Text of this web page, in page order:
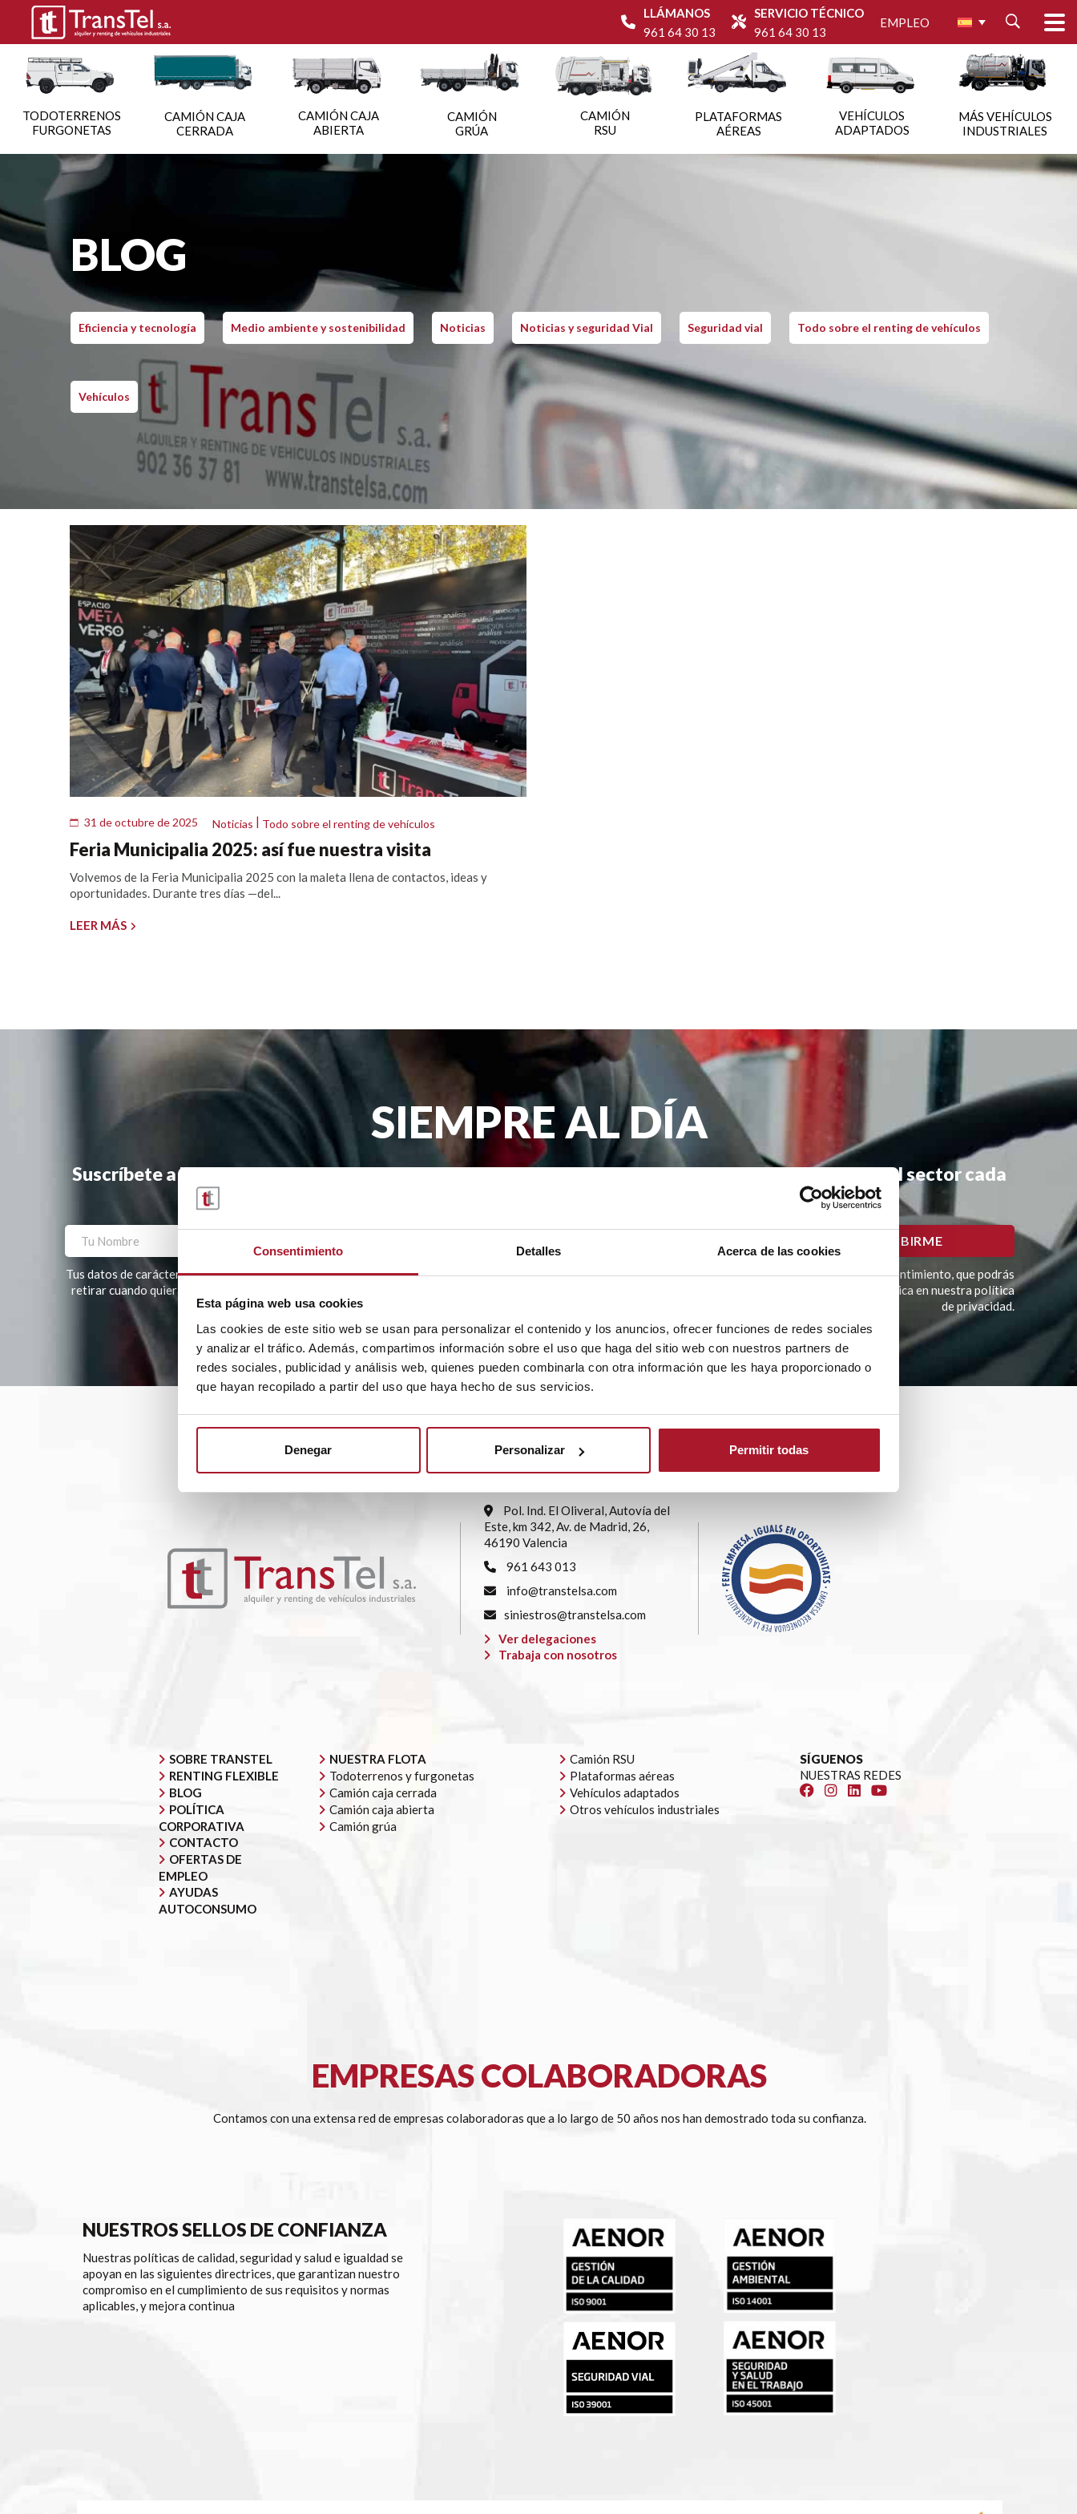
Consentimiento Detalles Acerca de las cookies
Esta página web usa cookies
Las cookies de este sitio web se usan para personalizar el contenido y los anuncios, ofrecer funciones de redes sociales
y analizar el tráfico. Además, compartimos información sobre el uso que haga del sitio web con nuestros partners de
redes sociales, publicidad y análisis web, quienes pueden combinarla con otra información que les haya proporcionado o
que hayan recopilado a partir del uso que haya hecho de sus servicios.
Denegar Personalizar Permitir todas
LLÁMANOS
961 64 30 13
SERVICIO TÉCNICO
961 64 30 13
EMPLEO
TODOTERRENOS
FURGONETAS
CAMIÓN CAJA
CERRADA
CAMIÓN CAJA
ABIERTA
CAMIÓN
GRÚA
CAMIÓN
RSU
PLATAFORMAS
AÉREAS
VEHÍCULOS
ADAPTADOS
MÁS VEHÍCULOS
INDUSTRIALES
BLOG
Eficiencia y tecnología Medio ambiente y sostenibilidad Noticias Noticias y seguridad Vial Seguridad vial Todo sobre el renting de vehículos
Vehículos
31 de octubre de 2025 Noticias | Todo sobre el renting de vehículos
Feria Municipalia 2025: así fue nuestra visita
Volvemos de la Feria Municipalia 2025 con la maleta llena de contactos, ideas y
oportunidades. Durante tres días —del...
LEER MÁS
SIEMPRE AL DÍA
Suscríbete a la newsletter y te haremos llegar la actualidad de TransTel, promociones y noticias del sector cada
Tus datos de carácter personal tratados por TRANSTEL, S.A. con la finalidad de enviarte nuestro boletín periódico. La legitimación del tratamiento es tu consentimiento, que podrás
retirar cuando quieras. Tus datos no serán cedidos a terceros. Tienes derecho a acceder, rectificar y suprimir tus datos, así como otros derechos como se explica en nuestra política
de privacidad.
Por favor, deja este campo vacío.
Pol. Ind. El Oliveral, Autovía del
Este, km 342, Av. de Madrid, 26,
46190 Valencia
961 643 013
info@transtelsa.com
siniestros@transtelsa.com
Ver delegaciones
Trabaja con nosotros
SOBRE TRANSTEL
RENTING FLEXIBLE
BLOG
POLÍTICA
CORPORATIVA
CONTACTO
OFERTAS DE
EMPLEO
AYUDAS
AUTOCONSUMO
NUESTRA FLOTA
Todoterrenos y furgonetas
Camión caja cerrada
Camión caja abierta
Camión grúa
Camión RSU
Plataformas aéreas
Vehículos adaptados
Otros vehículos industriales
SÍGUENOS
NUESTRAS REDES
EMPRESAS COLABORADORAS
Contamos con una extensa red de empresas colaboradoras que a lo largo de 50 años nos han demostrado toda su confianza.
NUESTROS SELLOS DE CONFIANZA
Nuestras políticas de calidad, seguridad y salud e igualdad se
apoyan en las siguientes directrices, que garantizan nuestro
compromiso en el cumplimiento de sus requisitos y normas
aplicables, y mejora continua